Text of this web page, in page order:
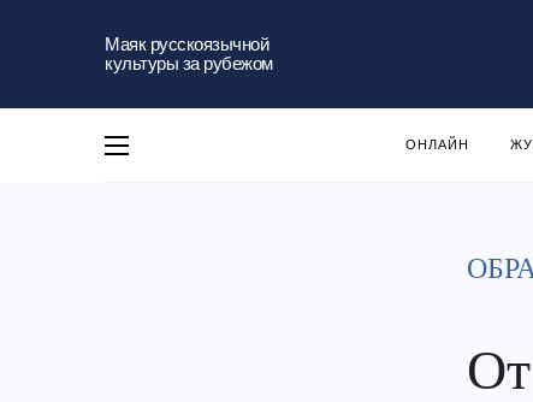
Маяк русскоязычной
культуры за рубежом
ОНЛАЙН